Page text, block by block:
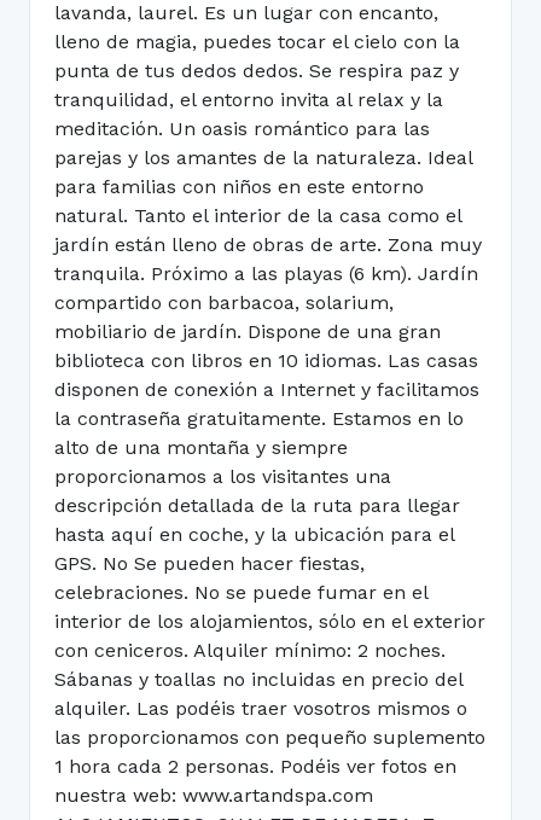
lavanda, laurel. Es un lugar con encanto,
lleno de magia, puedes tocar el cielo con la
punta de tus dedos dedos. Se respira paz y
tranquilidad, el entorno invita al relax y la
meditación. Un oasis romántico para las
parejas y los amantes de la naturaleza. Ideal
para familias con niños en este entorno
natural. Tanto el interior de la casa como el
jardín están lleno de obras de arte. Zona muy
tranquila. Próximo a las playas (6 km). Jardín
compartido con barbacoa, solarium,
mobiliario de jardín. Dispone de una gran
biblioteca con libros en 10 idiomas. Las casas
disponen de conexión a Internet y facilitamos
la contraseña gratuitamente. Estamos en lo
alto de una montaña y siempre
proporcionamos a los visitantes una
descripción detallada de la ruta para llegar
hasta aquí en coche, y la ubicación para el
GPS. No Se pueden hacer fiestas,
celebraciones. No se puede fumar en el
interior de los alojamientos, sólo en el exterior
con ceniceros. Alquiler mínimo: 2 noches.
Sábanas y toallas no incluidas en precio del
alquiler. Las podéis traer vosotros mismos o
las proporcionamos con pequeño suplemento
1 hora cada 2 personas. Podéis ver fotos en
nuestra web: www.artandspa.com